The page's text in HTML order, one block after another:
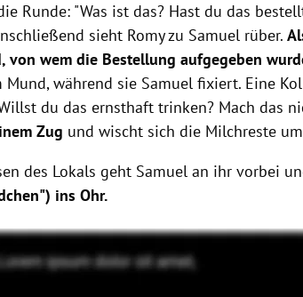
Runde: "Was ist das? Hast du das
sieht Romy zu Samuel rüber.
von wem die Bestellung aufgegeben
Mund, während sie Samuel fixiert. Eine
du das ernsthaft trinken? Mach das
Zug und wischt sich die Milchreste
des Lokals geht Samuel an ihr vorbei
ins Ohr.